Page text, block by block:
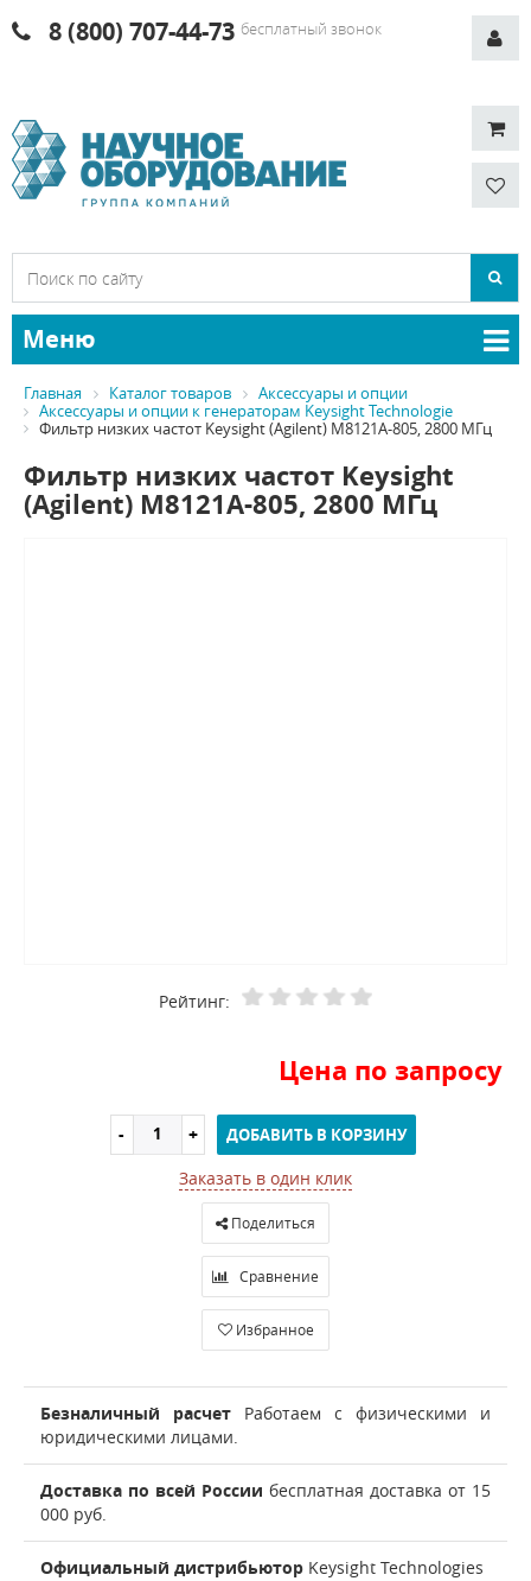
8 (800) 707-44-73 бесплатный звонок
Меню
Главная Каталог товаров
Аксессуары и опции
Аксессуары и опции к генераторам Keysight Technologie
Фильтр низких частот Keysight (Agilent) M8121A-805, 2800 МГц
Фильтр низких частот Keysight
(Agilent) M8121A-805, 2800 МГц
Рейтинг:
Цена по запросу
ДОБАВИТЬ В КОРЗИНУ
Заказать в один клик
Поделиться
Сравнение
Избранное
Безналичный расчет Работаем с физическими и
юридическими лицами.
Доставка по всей России бесплатная доставка от 15
000 руб.
Официальный дистрибьютор Keysight Technologies